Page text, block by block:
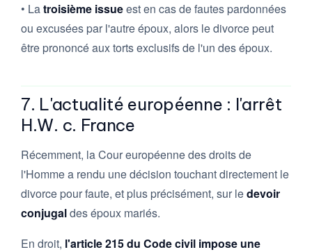
• Latroisième issueest en cas de fautes pardonnées
ou excusées par l'autre époux, alors le divorce peut
être prononcé aux torts exclusifs de l'un des époux.
7. L'actualité européenne : l'arrêt
H.W. c. France
Récemment, la Cour européenne des droits de
l'Homme a rendu une décision touchant directement le
divorce pour faute, et plus précisément, sur ledevoir
conjugaldes époux mariés.
En droit, l'article 215 du Code civil impose une